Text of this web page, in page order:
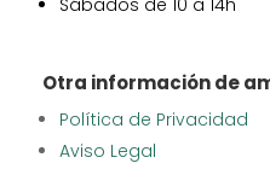
Sábados de 10 a 14h
Otra información de
Política de Privacidad
Aviso Legal